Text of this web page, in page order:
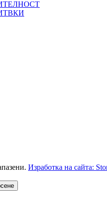
Изработка на сайта: